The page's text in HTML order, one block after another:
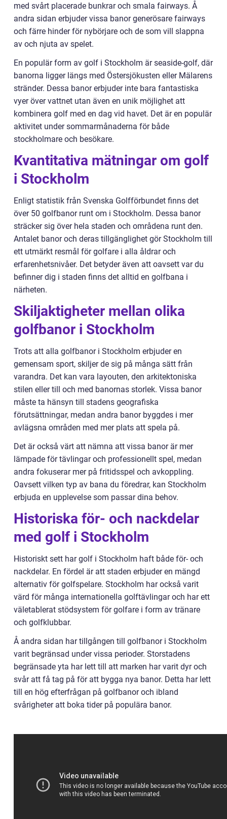
med svårt placerade bunkrar och smala fairways. Å
andra sidan erbjuder vissa banor generösare fairways
och färre hinder för nybörjare och de som vill slappna
av och njuta av spelet.
En populär form av golf i Stockholm är seaside-golf, där
banorna ligger längs med Östersjökusten eller Mälarens
stränder. Dessa banor erbjuder inte bara fantastiska
vyer över vattnet utan även en unik möjlighet att
kombinera golf med en dag vid havet. Det är en populär
aktivitet under sommarmånaderna för både
stockholmare och besökare.
Kvantitativa mätningar om golf
i Stockholm
Enligt statistik från Svenska Golfförbundet finns det
över 50 golfbanor runt om i Stockholm. Dessa banor
sträcker sig över hela staden och områdena runt den.
Antalet banor och deras tillgänglighet gör Stockholm till
ett utmärkt resmål för golfare i alla åldrar och
erfarenhetsnivåer. Det betyder även att oavsett var du
befinner dig i staden finns det alltid en golfbana i
närheten.
Skiljaktigheter mellan olika
golfbanor i Stockholm
Trots att alla golfbanor i Stockholm erbjuder en
gemensam sport, skiljer de sig på många sätt från
varandra. Det kan vara layouten, den arkitektoniska
stilen eller till och med banornas storlek. Vissa banor
måste ta hänsyn till stadens geografiska
förutsättningar, medan andra banor byggdes i mer
avlägsna områden med mer plats att spela på.
Det är också värt att nämna att vissa banor är mer
lämpade för tävlingar och professionellt spel, medan
andra fokuserar mer på fritidsspel och avkoppling.
Oavsett vilken typ av bana du föredrar, kan Stockholm
erbjuda en upplevelse som passar dina behov.
Historiska för- och nackdelar
med golf i Stockholm
Historiskt sett har golf i Stockholm haft både för- och
nackdelar. En fördel är att staden erbjuder en mängd
alternativ för golfspelare. Stockholm har också varit
värd för många internationella golftävlingar och har ett
väletablerat stödsystem för golfare i form av tränare
och golfklubbar.
Å andra sidan har tillgången till golfbanor i Stockholm
varit begränsad under vissa perioder. Storstadens
begränsade yta har lett till att marken har varit dyr och
svår att få tag på för att bygga nya banor. Detta har lett
till en hög efterfrågan på golfbanor och ibland
svårigheter att boka tider på populära banor.